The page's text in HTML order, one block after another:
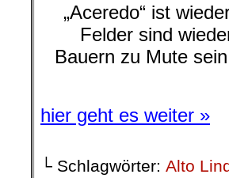
„Aceredo“ ist
Felder sind
Bauern zu Mute
hier geht es weiter »
└ Schlagwörter: Alto